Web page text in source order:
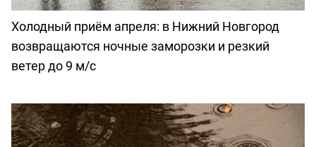
Холодный приём апреля: в Нижний Новгород
возвращаются ночные заморозки и резкий
ветер до 9 м/с